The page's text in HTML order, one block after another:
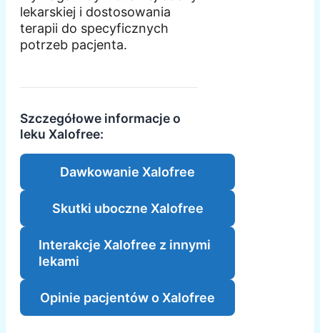
lekarskiej i dostosowania
terapii do specyficznych
potrzeb pacjenta.
Szczegółowe informacje o
leku Xalofree:
Dawkowanie Xalofree
Skutki uboczne Xalofree
Interakcje Xalofree z innymi
lekami
Opinie pacjentów o Xalofree